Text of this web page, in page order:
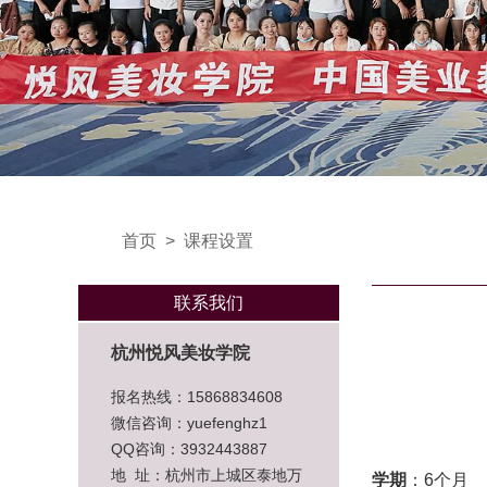
首页 > 课程设置
联系我们
杭州悦风美妆学院
报名热线：15868834608
微信咨询：yuefenghz1
QQ咨询：3932443887
地 址：杭州市上城区泰地万
学期 ：6个月